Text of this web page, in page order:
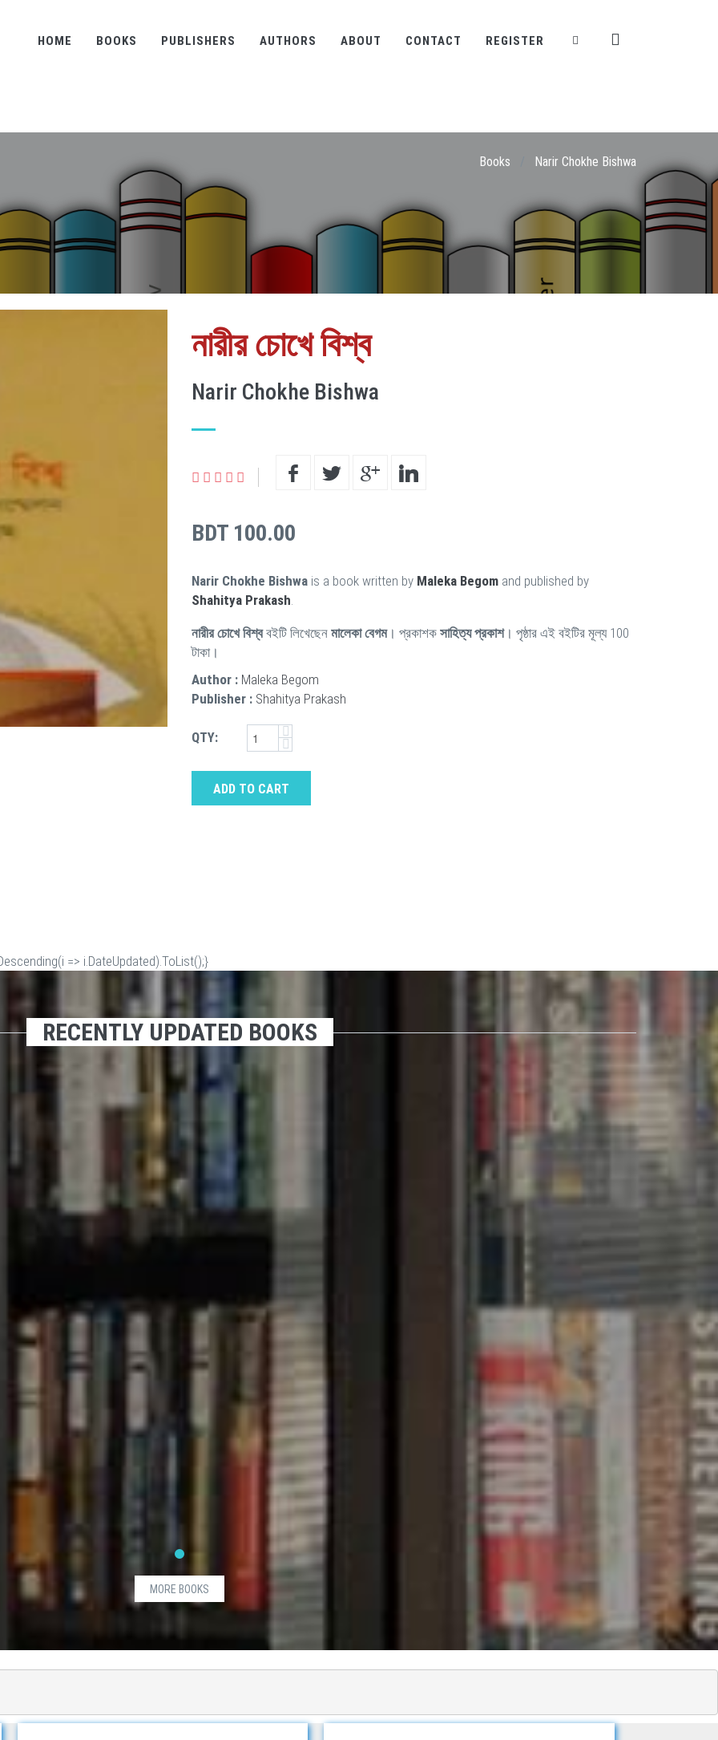
HOME BOOKS PUBLISHERS AUTHORS ABOUT CONTACT REGISTER
Books Narir Chokhe Bishwa
নারীর চোখে বিশ্ব
Narir Chokhe Bishwa
BDT 100.00
Narir Chokhe Bishwa is a book written by Maleka Begom and published by
Shahitya Prakash.
নারীর চোখে বিশ্ববইটি লিখেছেন মালেকা বেগম। প্রকাশক সাহিত্য প্রকাশ। পৃষ্ঠার এই বইটির মূল্য 100
টাকা।
Author : Maleka Begom
Publisher : Shahitya Prakash
QTY:
ADD TO CART
=> i.DateUpdated).ToList();}
RECENTLY UPDATED BOOKS
MORE BOOKS